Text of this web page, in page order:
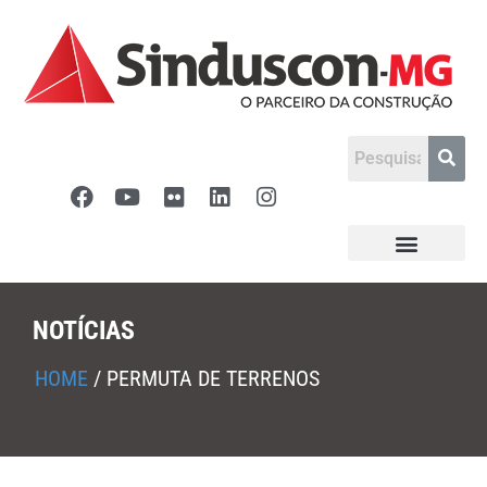
NOTÍCIAS
HOME / PERMUTA DE TERRENOS